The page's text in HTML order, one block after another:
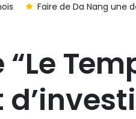
Faire de Da Nang une